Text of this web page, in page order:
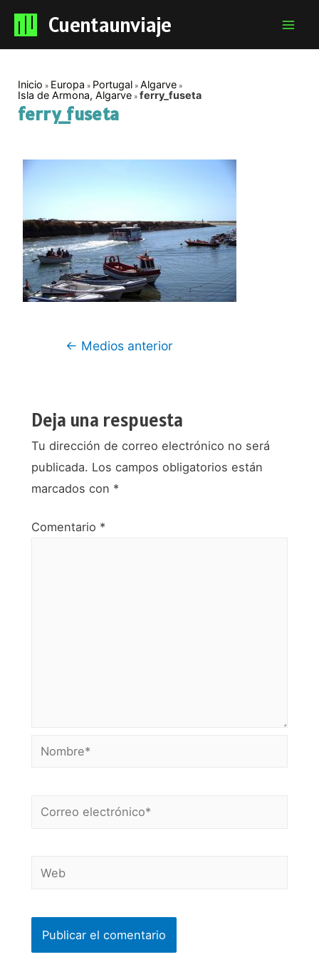
Cuentaunviaje
Inicio Europa Portugal
Algarve
Isla de Armona, Algarve
ferry_fuseta
ferry_fuseta
Navegación
← Medios anterior
Deja una respuesta
Tu dirección de correo electrónico no será
publicada. Los campos obligatorios están
marcados con *
Comentario *
Nombre*
Correo
Web